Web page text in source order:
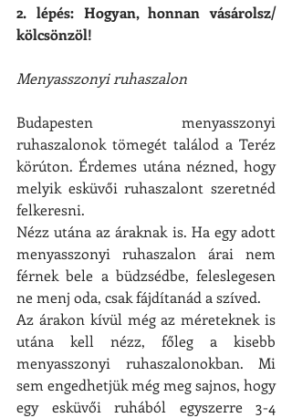
2. lépés: Hogyan, honnan vásárolsz/
kölcsönzöl!
Menyasszonyi ruhaszalon
Budapesten menyasszonyi
ruhaszalonok tömegét találod a Teréz
körúton. Érdemes utána nézned, hogy
melyik esküvői ruhaszalont szeretnéd
felkeresni.
Nézz utána az áraknak is. Ha egy adott
menyasszonyi ruhaszalon árai nem
férnek bele a büdzsédbe, feleslegesen
ne menj oda, csak fájdítanád a szíved.
Az árakon kívül még az méreteknek is
utána kell nézz, főleg a kisebb
menyasszonyi ruhaszalonokban. Mi
sem engedhetjük még meg sajnos, hogy
egy esküvői ruhából egyszerre 3-4